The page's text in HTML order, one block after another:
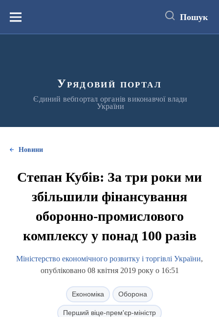
вмістуМеню Пошук
Урядовий портал
Єдиний вебпортал органів виконавчої влади
України
Новини
Степан Кубів: За три роки ми
збільшили фінансування
оборонно-промислового
комплексу у понад 100 разів
Міністерство економічного розвитку і торгівлі України,
опубліковано 08 квітня 2019 року о 16:51
Економіка Оборона
Перший віце-прем'єр-міністр